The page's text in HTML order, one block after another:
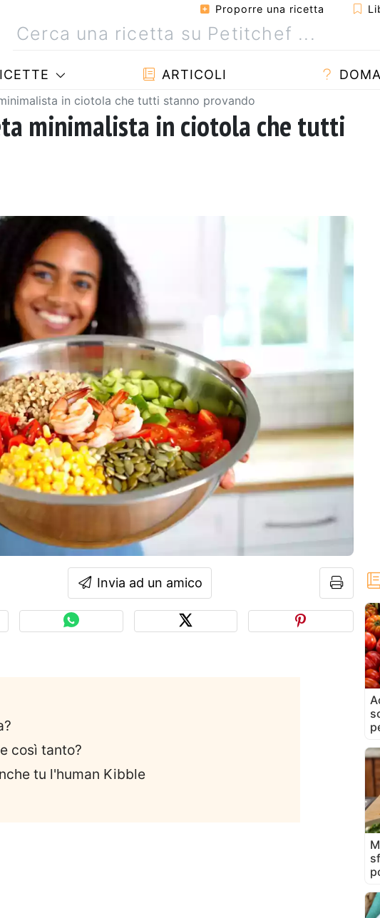
Proporre una ricetta
ARTICOLI
in ciotola che tutti stanno provando
minimalista in ciotola che tutti
Invia ad un amico
così tanto?
tu l'human Kibble